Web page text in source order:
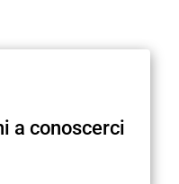
a conoscerci